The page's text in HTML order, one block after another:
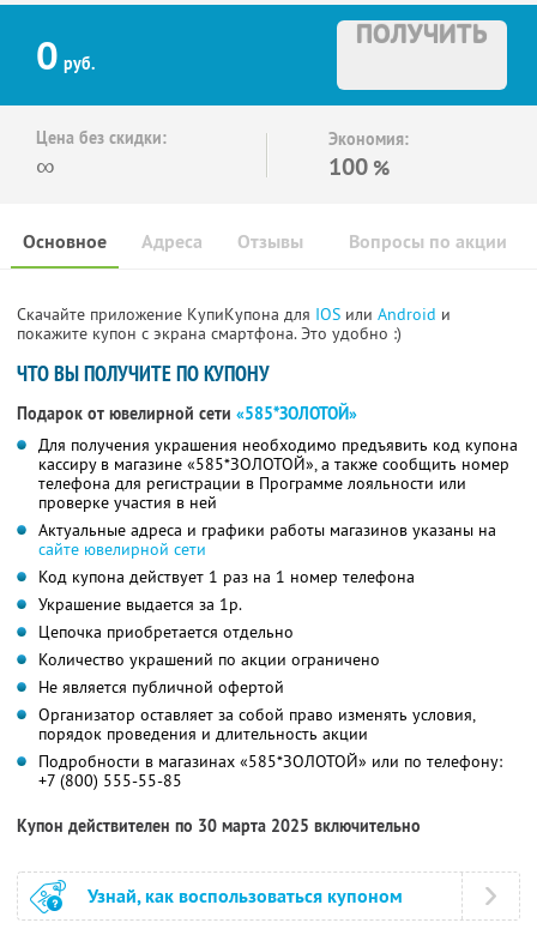
0 руб.
ПОЛУЧИТЬ
Цена без скидки:
∞
Экономия:
100 %
Основное Отзывы Вопросы по акции
Адреса
Скачайте приложение КупиКупона для IOS или Android и
покажите купон с экрана смартфона. Это удобно :)
ЧТО ВЫ ПОЛУЧИТЕ ПО КУПОНУ
Подарок от ювелирной сети «585*ЗОЛОТОЙ»
Для получения украшения необходимо предъявить код купона
кассиру в магазине «585*ЗОЛОТОЙ», а также сообщить номер
телефона для регистрации в Программе лояльности или
проверке участия в ней
Актуальные адреса и графики работы магазинов указаны на
сайте ювелирной сети
Код купона действует 1 раз на 1 номер телефона
Украшение выдается за 1р.
Цепочка приобретается отдельно
Количество украшений по акции ограничено
Не является публичной офертой
Организатор оставляет за собой право изменять условия,
порядок проведения и длительность акции
Подробности в магазинах «585*ЗОЛОТОЙ» или по телефону:
+7 (800) 555-55-85
Купон действителен по 30 марта 2025 включительно
Узнай, как воспользоваться купоном